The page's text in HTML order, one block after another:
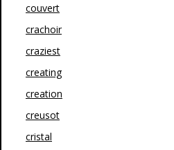
couvert
crachoir
craziest
creating
creation
creusot
cristal